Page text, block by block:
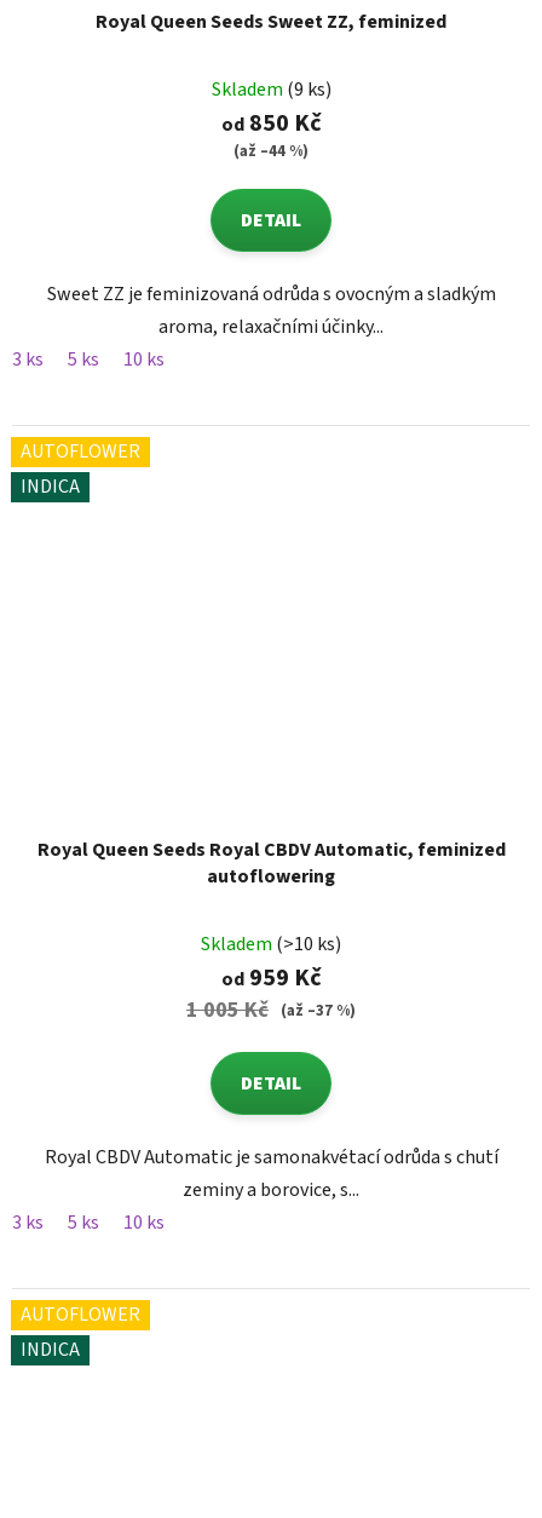
Royal Queen Seeds Sweet ZZ, feminized
Skladem (9 ks)
od850 Kč
(až –44 %)
DETAIL
Sweet ZZ je feminizovaná odrůda s ovocným a sladkým
aroma, relaxačními účinky...
3 ks
5 ks 10 ks
AUTOFLOWER
INDICA
Royal Queen Seeds Royal CBDV Automatic, feminized
autoflowering
Skladem (>10 ks)
od959 Kč
1 005 Kč (až –37 %)
DETAIL
Royal CBDV Automatic je samonakvétací odrůda s chutí
zeminy a borovice, s...
3 ks
5 ks 10 ks
AUTOFLOWER
INDICA